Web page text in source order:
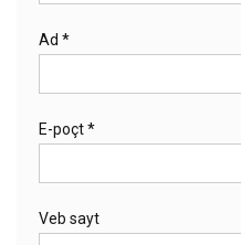
Ad *
E-poçt*
Veb sayt